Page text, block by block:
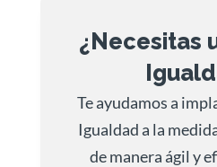
¿Necesitas
Te ayudamos a
Igualdad a la
de manera ágil y